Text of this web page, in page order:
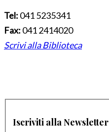
Tel: 041 5235341
Fax: 041 2414020
Scrivi alla Biblioteca
Iscriviti alla Newsletter